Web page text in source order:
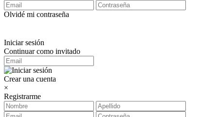
Olvidé mi contraseña
Iniciar sesión
Continuar como invitado
Crear una cuenta
×
Registrarme